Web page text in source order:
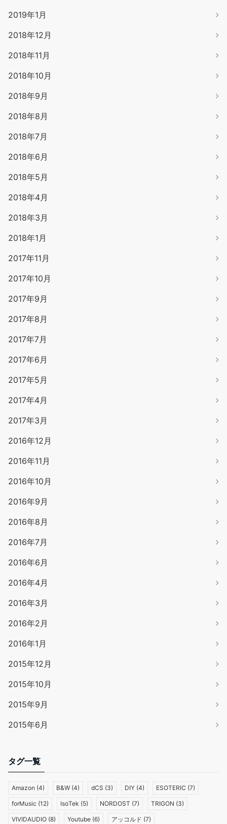
2019年1月
2018年12月
2018年11月
2018年10月
2018年9月
2018年8月
2018年7月
2018年6月
2018年5月
2018年4月
2018年3月
2018年1月
2017年11月
2017年10月
2017年9月
2017年8月
2017年7月
2017年6月
2017年5月
2017年4月
2017年3月
2016年12月
2016年11月
2016年10月
2016年9月
2016年8月
2016年7月
2016年6月
2016年4月
2016年3月
2016年2月
2016年1月
2015年12月
2015年10月
2015年9月
2015年6月
タグ一覧
Amazon (4) B&W (4) dCS (3) DIY (4) ESOTERIC (7)
forMusic (12) IsoTek (5) NORDOST (7) TRIGON (3)
VIVIDAUDIO (8) Youtube (6) アッコルド (7)